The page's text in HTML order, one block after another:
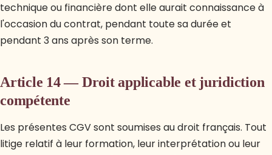
technique ou financière dont elle aurait connaissance à
l'occasion du contrat, pendant toute sa durée et
pendant 3 ans après son terme.
Article 14 — Droit applicable et juridiction
compétente
Les présentes CGV sont soumises au droit français. Tout
litige relatif à leur formation, leur interprétation ou leur